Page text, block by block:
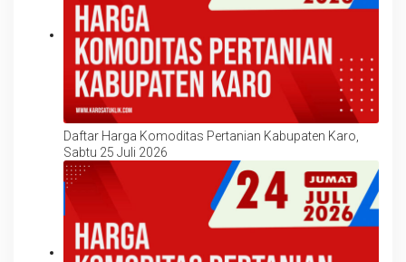
Daftar Harga Komoditas Pertanian Kabupaten Karo,
Sabtu 25 Juli 2026